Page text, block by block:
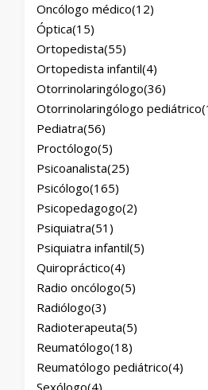
Oncólogo médico(12)
Óptica(15)
Ortopedista(55)
Ortopedista infantil(4)
Otorrinolaringólogo(36)
Otorrinolaringólogo pediátrico
Pediatra(56)
Proctólogo(5)
Psicoanalista(25)
Psicólogo(165)
Psicopedagogo(2)
Psiquiatra(51)
Psiquiatra infantil(5)
Quiropráctico(4)
Radio oncólogo(5)
Radiólogo(3)
Radioterapeuta(5)
Reumatólogo(18)
Reumatólogo pediátrico(4)
Sexólogo(4)